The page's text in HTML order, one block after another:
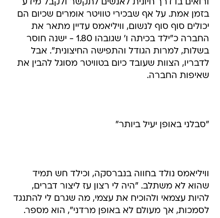
ורואים בו דרך חיונית לאנשים לתקשר ולקבל מידע
בזמן אמת. על אף שבכירי טוויטר אומרים שכיום הם
יכולים סוף סוף לנשום, וויליאמס עדיין מתאר את
החברה כ"ילד בכיתה ו' שגובהו 1.80 - ישנה חוסר
בשלות, למרות הגודל והתפישה החיצונית". אבל
לדבריו, הצוות שעובד כיום בטוויטר מסוגל להבין את
שאיפות החברה.
"סבלני באופן יעיל ביותר"
וויליאמס נולד בחווה בנברסקה, וכילד חש תמיד
שהוא לא משתלב. "היה לי רצון עז ליצור דברים,
להיות עצמאי ולהוכיח את עצמי, מה שגרם לי להתנגד
לסמכות, אך מעולם לא באופן מרדני", הוא מספר.